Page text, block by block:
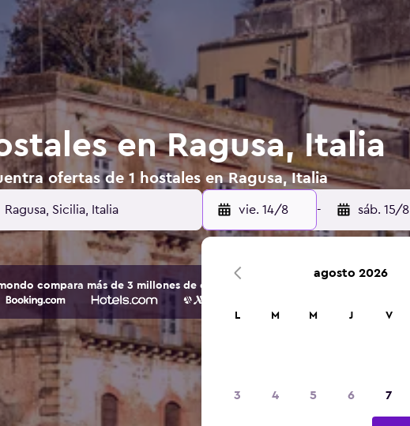
en Ragusa, Italia
ofertas de 1 hostales en Ragusa, Italia
vie. 14/8 - sáb. 15/8
compara más de 3 millones de opciones de hoteles y alojamientos.
agosto 2026
L M M J V
3 4 5 6 7